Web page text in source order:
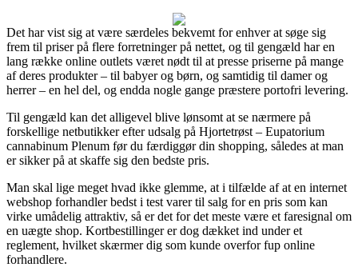
Det har vist sig at være særdeles bekvemt for enhver at søge sig
frem til priser på flere forretninger på nettet, og til gengæld har en
lang række online outlets været nødt til at presse priserne på mange
af deres produkter – til babyer og børn, og samtidig til damer og
herrer – en hel del, og endda nogle gange præstere portofri levering.
Til gengæld kan det alligevel blive lønsomt at se nærmere på
forskellige netbutikker efter udsalg på Hjortetrøst – Eupatorium
cannabinum Plenum før du færdiggør din shopping, således at man
er sikker på at skaffe sig den bedste pris.
Man skal lige meget hvad ikke glemme, at i tilfælde af at en internet
webshop forhandler bedst i test varer til salg for en pris som kan
virke umådelig attraktiv, så er det for det meste være et faresignal om
en uægte shop. Kortbestillinger er dog dækket ind under et
reglement, hvilket skærmer dig som kunde overfor fup online
forhandlere.